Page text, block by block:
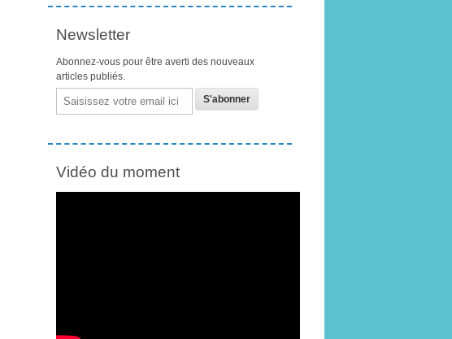
Newsletter
Abonnez-vous pour être averti des nouveaux
articles publiés.
Email
Vidéo du moment